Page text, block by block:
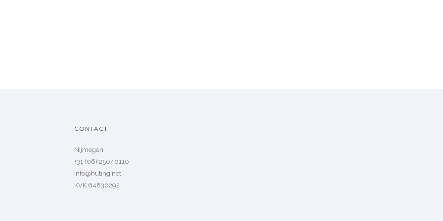
CONTACT
Nijmegen
+31 (06) 25040110
info@huting.net
KVK 64830292